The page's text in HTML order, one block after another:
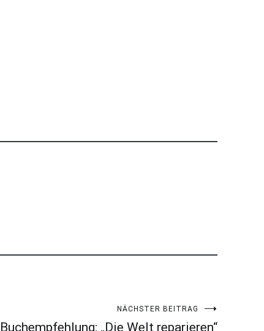
NÄCHSTER BEITRAG
Buchempfehlung: „Die Welt reparieren“